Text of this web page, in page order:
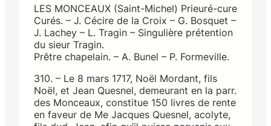
LES MONCEAUX (Saint-Michel) Prieuré-cure
Curés. – J. Cécire de la Croix – G. Bosquet –
J. Lachey – L. Tragin – Singulière prétention
du sieur Tragin.
Prêtre chapelain. – A. Bunel – P. Formeville.
310. – Le 8 mars 1717, Noël Mordant, fils
Noël, et Jean Quesnel, demeurant en la parr.
des Monceaux, constitue 150 livres de rente
en faveur de Me Jacques Quesnel, acolyte,